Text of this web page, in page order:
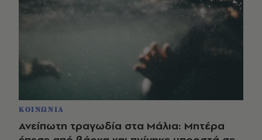
ΚΟΙΝΩΝΙΑ
Ανείπωτη τραγωδία στα Μάλια: Μητέρα